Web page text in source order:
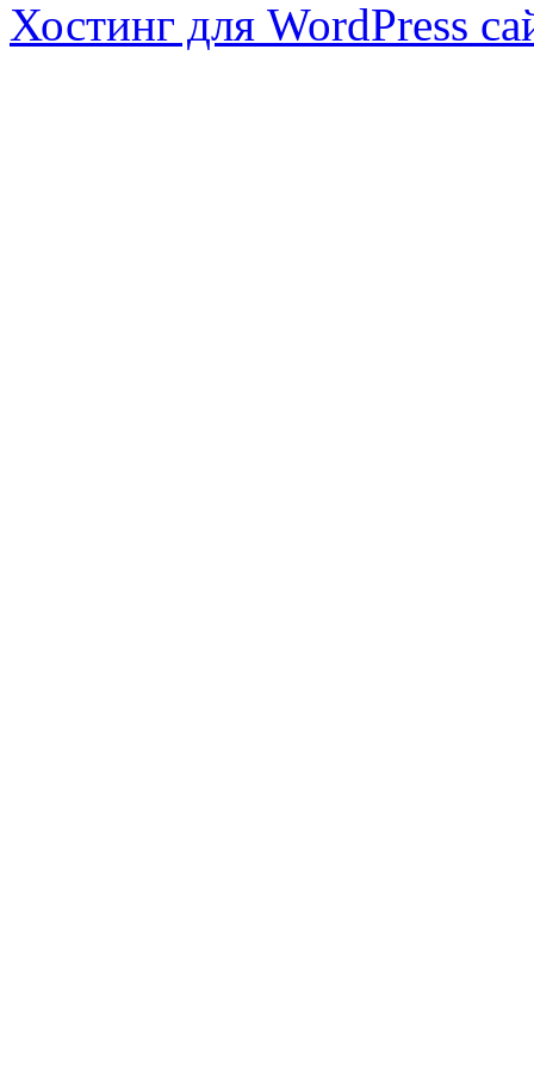
Хостинг для WordPress